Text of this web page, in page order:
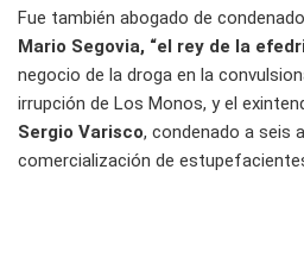
Fue también abogado de
Mario Segovia, “el rey de la
negocio de la droga en la
irrupción de Los Monos, y el
Sergio Varisco, condenado a seis
comercialización de